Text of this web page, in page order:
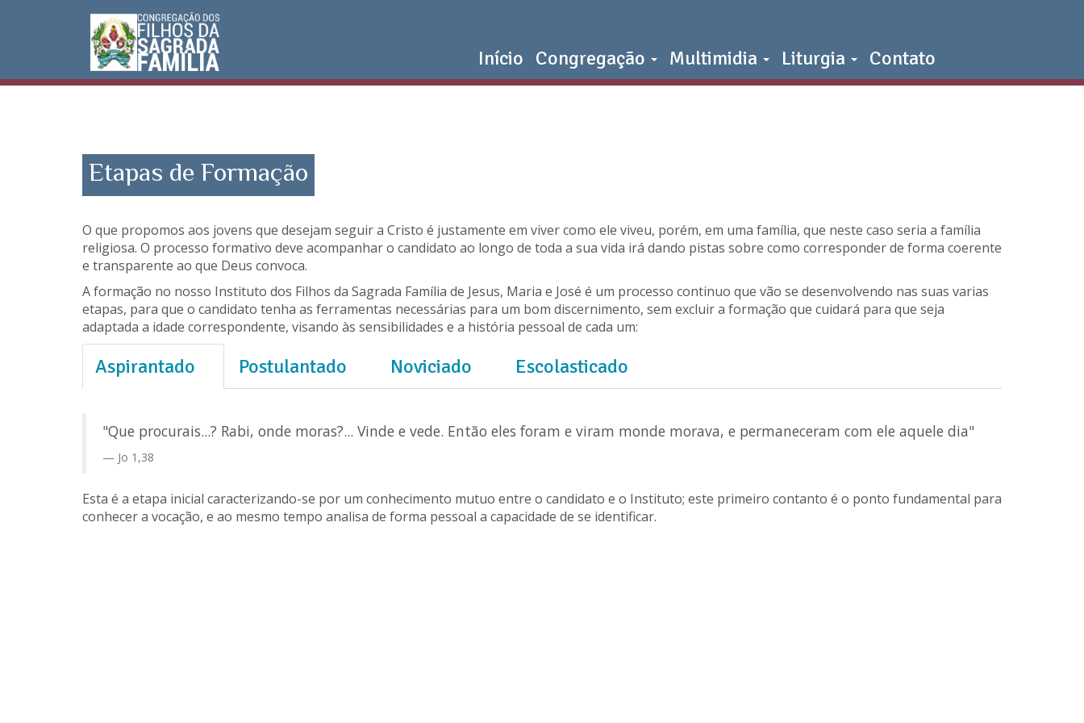
Contato
Liturgia
Multimidia
Congregação
Início
Etapas de Formação
O que propomos aos jovens que desejam seguir a Cristo é justamente em viver como ele viveu, porém, em uma família, que neste caso seria a família
religiosa. O processo formativo deve acompanhar o candidato ao longo de toda a sua vida irá dando pistas sobre como corresponder de forma coerente
e transparente ao que Deus convoca.
A formação no nosso Instituto dos Filhos da Sagrada Família de Jesus, Maria e José é um processo continuo que vão se desenvolvendo nas suas varias
etapas, para que o candidato tenha as ferramentas necessárias para um bom discernimento, sem excluir a formação que cuidará para que seja
adaptada a idade correspondente, visando às sensibilidades e a história pessoal de cada um:
Aspirantado Postulantado Noviciado Escolasticado
"Que procurais...? Rabi, onde moras?... Vinde e vede. Então eles foram e viram monde morava, e permaneceram com ele aquele dia"
Jo 1,38
Esta é a etapa inicial caracterizando-se por um conhecimento mutuo entre o candidato e o Instituto; este primeiro contanto é o ponto fundamental para
conhecer a vocação, e ao mesmo tempo analisa de forma pessoal a capacidade de se identificar.